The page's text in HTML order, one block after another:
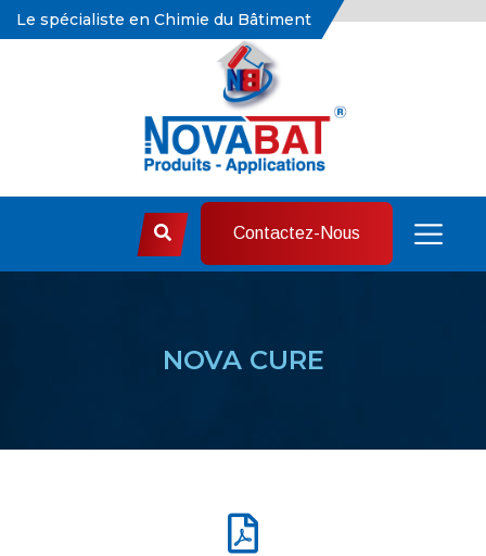
Le spécialiste en Chimie du Bâtiment
Contactez-Nous
NOVA CURE